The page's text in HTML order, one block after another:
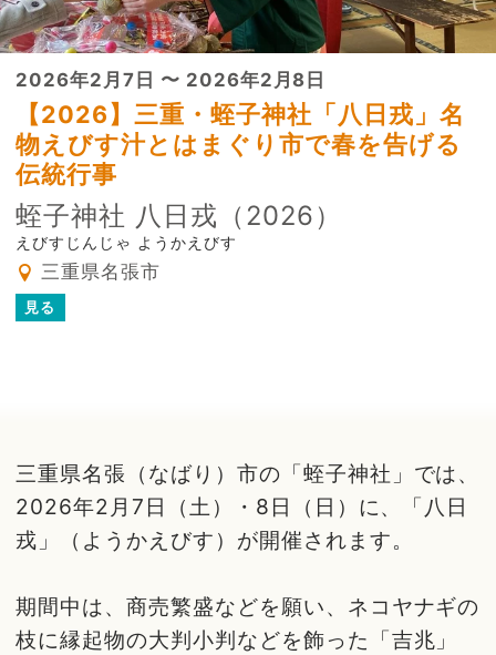
2026年2月7日 〜 2026年2月8日
【2026】三重・蛭子神社「八日戎」名
物えびす汁とはまぐり市で春を告げる
伝統行事
蛭子神社 八日戎（2026）
えびすじんじゃ ようかえびす
三重県名張市
見る
三重県名張（なばり）市の「蛭子神社」では、
2026年2月7日（土）・8日（日）に、「八日
戎」（ようかえびす）が開催されます。
期間中は、商売繁盛などを願い、ネコヤナギの
枝に縁起物の大判小判などを飾った「吉兆」